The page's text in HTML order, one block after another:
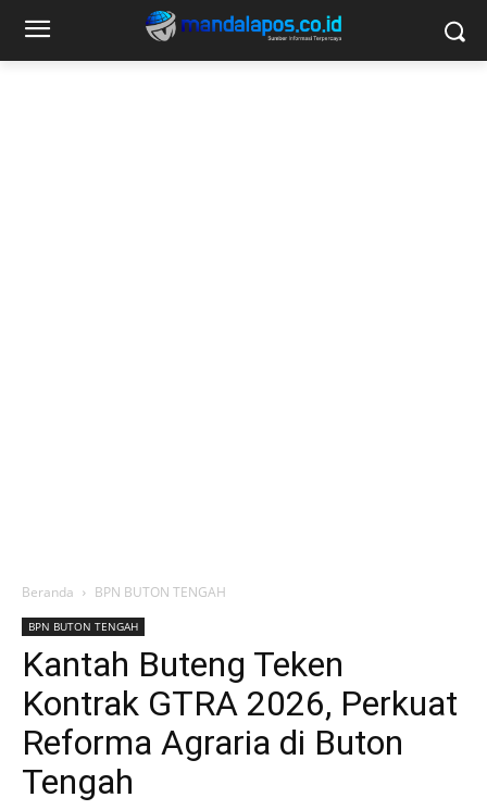
Beranda BPN BUTON TENGAH
BPN BUTON TENGAH
Kantah Buteng Teken
Kontrak GTRA 2026, Perkuat
Reforma Agraria di Buton
Tengah